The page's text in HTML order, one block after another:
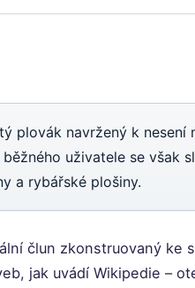
plovák navržený k nesení
uživatele se však
a rybářské plošiny.
člun zkonstruovaný ke
jak uvádí Wikipedie –